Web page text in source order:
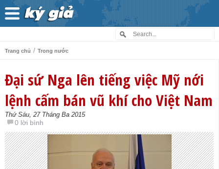
Trang chủ / Trong nước
Đại sứ Nga lên tiếng việc Mỹ nới
lệnh cấm bán vũ khí cho Việt Nam
Thứ Sáu, 27 Tháng Ba 2015
0 lời bình